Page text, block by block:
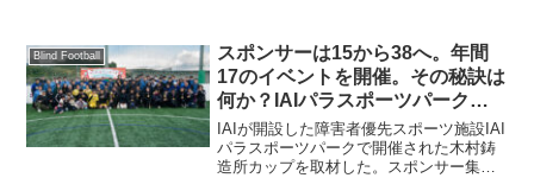
これによりグループリーグの順位が確定
した。
Blind Football
スポンサーは15から38へ。年間
17のイベントを開催。その秘訣は
何か？IAIパラスポーツパーク再
訪
IAIが開設した障害者優先スポーツ施設IAI
パラスポーツパークで開催された木村鋳
造所カップを取材した。スポンサー集